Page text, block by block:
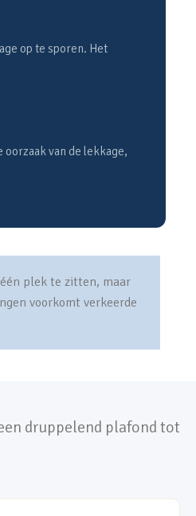
op te sporen. Het
oorzaak van de lekkage,
plek te zitten, maar
voorkomt verkeerde
druppelend plafond tot